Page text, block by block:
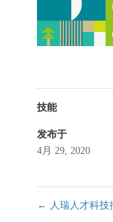
技能
发布于
4月 29, 2020
← 人瑞人才科技